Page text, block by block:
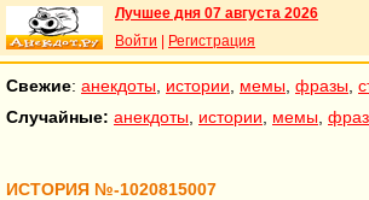
Лучшее дня 07 августа 2026
Войти
Регистрация
Свежие: анекдоты истории мемы фразы
Случайные: анекдоты истории мемы
ИСТОРИЯ №-1020815007